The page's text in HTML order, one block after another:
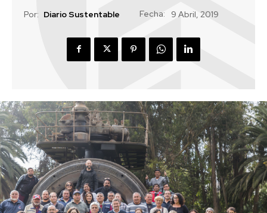
Por: Diario Sustentable Fecha: 9 Abril, 2019